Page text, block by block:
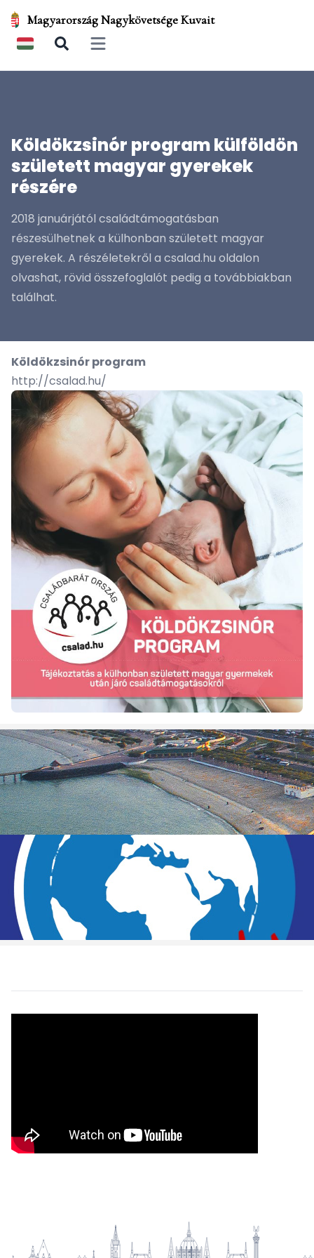
Magyarország Nagykövetsége Kuvait
Open main menu
Köldökzsinór program külföldön
született magyar gyerekek
részére
2018 januárjától családtámogatásban
részesülhetnek a külhonban született magyar
gyerekek. A részéletekről a csalad.hu oldalon
olvashat, rövid összefoglalót pedig a továbbiakban
találhat.
Köldökzsinór program
http://csalad.hu/